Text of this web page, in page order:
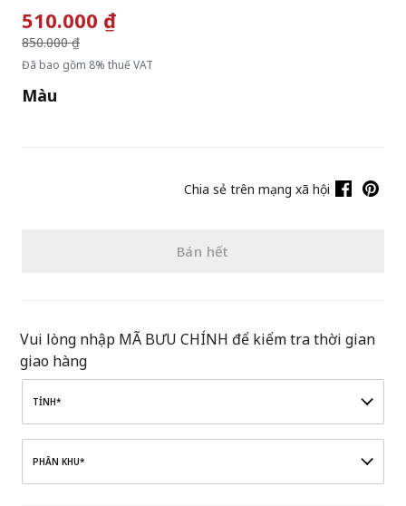
510.000 ₫Giá giảm từ
850.000 ₫
đến
Đã bao gồm 8% thuế VAT
Màu
Chia sẻ trên mạng xã hội
Bán hết
Vui lòng nhập MÃ BƯU CHÍNH để kiểm tra thời gian
giao hàng
TỈNH*
PHÂN KHU*